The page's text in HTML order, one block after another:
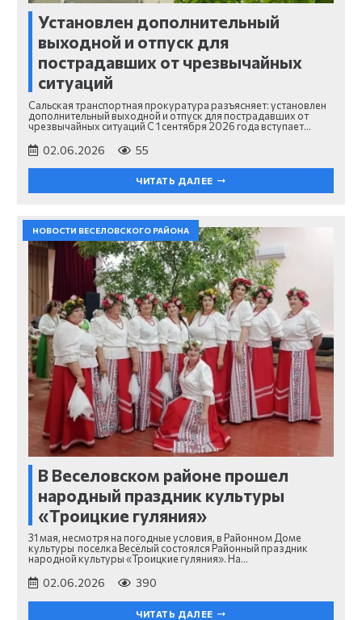
Установлен дополнительный
выходной и отпуск для
пострадавших от чрезвычайных
ситуаций
Сальская транспортная прокуратура разъясняет: установлен
дополнительный выходной и отпуск для пострадавших от
чрезвычайных ситуаций С 1 сентября 2026 года вступает…
02.06.2026 55
ЧИТАТЬ ДАЛЕЕ
НОВОСТИ ВЕСЕЛОВСКОГО РАЙОНА
В Веселовском районе прошел
народный праздник культуры
«Троицкие гуляния»
31 мая, несмотря на погодные условия, в Районном Доме
культуры поселка Весёлый состоялся Районный праздник
народной культуры «Троицкие гуляния». На…
02.06.2026 390
ЧИТАТЬ ДАЛЕЕ